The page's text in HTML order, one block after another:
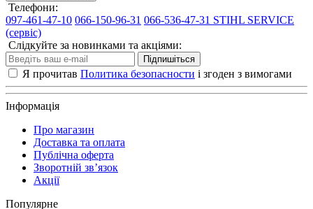
Телефони:
097-461-47-10 066-150-96-31 066-536-47-31 STIHL SERVICE
(сервіс)
Слідкуйте за новинками та акціями:
Підпишіться
Я прочитав Политика безопасности і згоден з вимогами
Інформація
Про магазин
Доставка та оплата
Публічна оферта
Зворотній зв’язок
Акції
Популярне